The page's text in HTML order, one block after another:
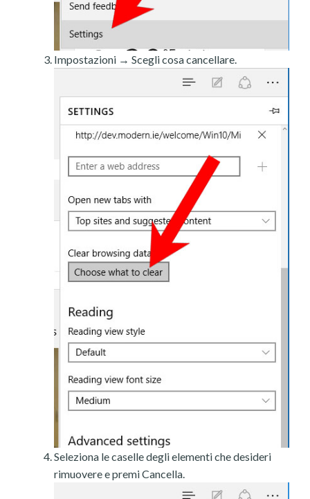
Impostazioni → Scegli cosa cancellare.
Seleziona le caselle degli elementi che desideri
rimuovere e premi Cancella.